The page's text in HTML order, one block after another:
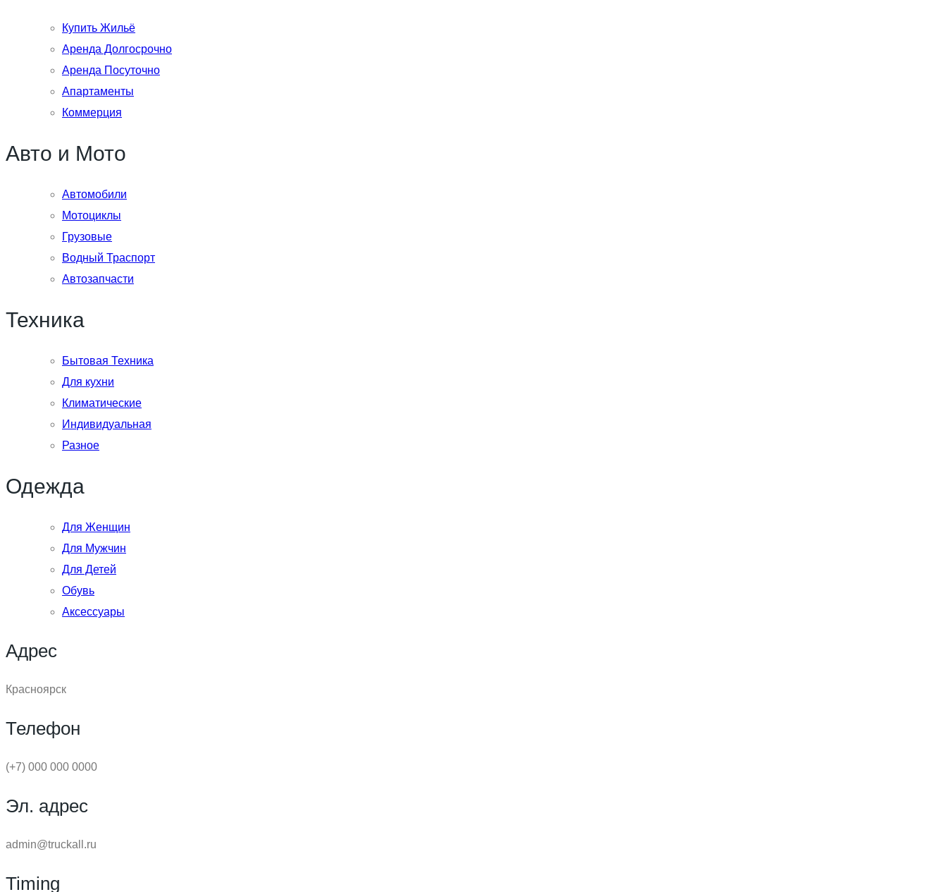
Купить Жильё
Аренда Долгосрочно
Аренда Посуточно
Апартаменты
Коммерция
Авто и Мото
Автомобили
Мотоциклы
Грузовые
Водный Траспорт
Автозапчасти
Техника
Бытовая Техника
Для кухни
Климатические
Индивидуальная
Разное
Одежда
Для Женщин
Для Мужчин
Для Детей
Обувь
Аксессуары
Адрес
Красноярск
Телефон
(+7) 000 000 0000
Эл. адрес
admin@truckall.ru
Timing